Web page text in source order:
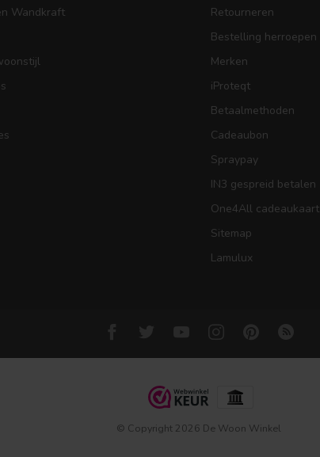
Wandkraft
Retourneren
Bestelling herroepen
Merken
iProteqt
Betaalmethoden
Cadeaubon
Spraypay
IN3 gespreid betalen
One4All cadeaukaart
Sitemap
Lamulux
© Copyright 2026 De Woon Winkel